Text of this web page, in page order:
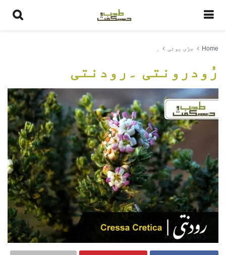
Home جڑی بوٹی ر
رُودرونتی ۔رودنتی